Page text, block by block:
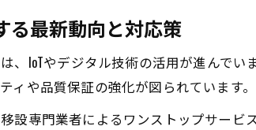
る最新動向と対応策
、IoTやデジタル技術の活用が進んで
ィや品質保証の強化が図られています。
設専門業者によるワンストップサー